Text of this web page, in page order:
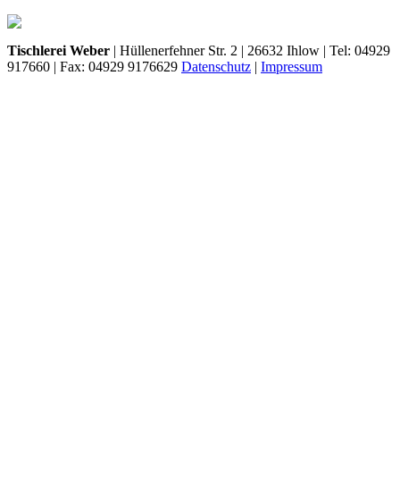
Tischlerei Weber | Hüllenerfehner Str. 2 | 26632 Ihlow | Tel: 04929
917660 | Fax: 04929 9176629 Datenschutz | Impressum